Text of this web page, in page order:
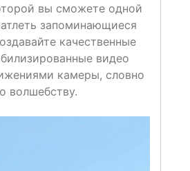
вы сможете одной
запоминающиеся
качественные
видео
камеры, словно
волшебству.